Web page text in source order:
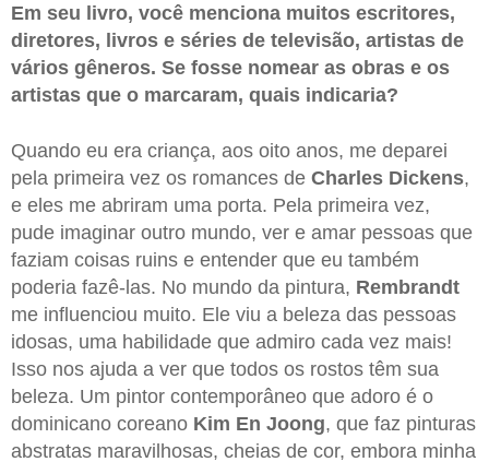
Em seu livro, você menciona muitos escritores,
diretores, livros e séries de televisão, artistas de
vários gêneros. Se fosse nomear as obras e os
artistas que o marcaram, quais indicaria?
Quando eu era criança, aos oito anos, me deparei
pela primeira vez os romances de Charles Dickens,
e eles me abriram uma porta. Pela primeira vez,
pude imaginar outro mundo, ver e amar pessoas que
faziam coisas ruins e entender que eu também
poderia fazê-las. No mundo da pintura, Rembrandt
me influenciou muito. Ele viu a beleza das pessoas
idosas, uma habilidade que admiro cada vez mais!
Isso nos ajuda a ver que todos os rostos têm sua
beleza. Um pintor contemporâneo que adoro é o
dominicano coreano Kim En Joong, que faz pinturas
abstratas maravilhosas, cheias de cor, embora minha